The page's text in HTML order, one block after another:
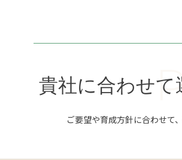
貴社に合わせ
ご要望や育成方針に合わせて